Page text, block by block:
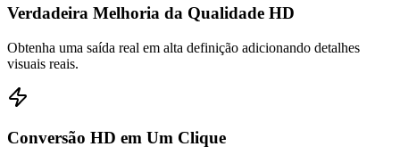
Verdadeira Melhoria da Qualidade HD
Obtenha uma saída real em alta definição adicionando detalhes
visuais reais.
Conversão HD em Um Clique